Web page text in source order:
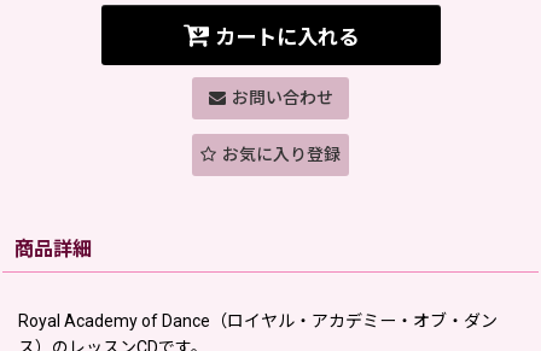
カートに入れる
お問い合わせ
お気に入り登録
商品詳細
Royal Academy of Dance（ロイヤル・アカデミー・オブ・ダン